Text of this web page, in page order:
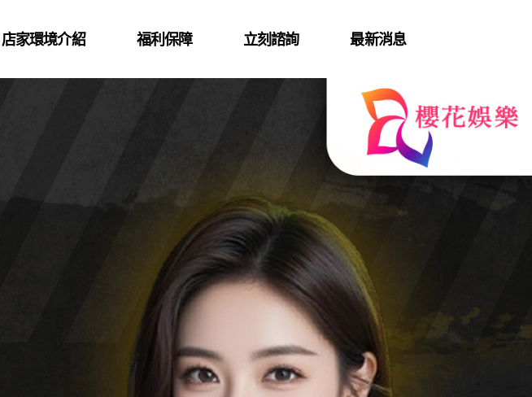
店家環境介紹 福利保障 立刻諮詢 最新消息